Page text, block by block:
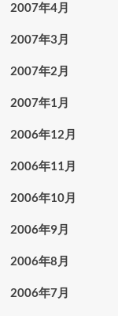
2007年4月
2007年3月
2007年2月
2007年1月
2006年12月
2006年11月
2006年10月
2006年9月
2006年8月
2006年7月